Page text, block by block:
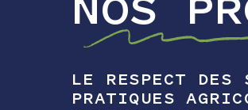
NOS
LE RESPECT DES
PRATIQUES